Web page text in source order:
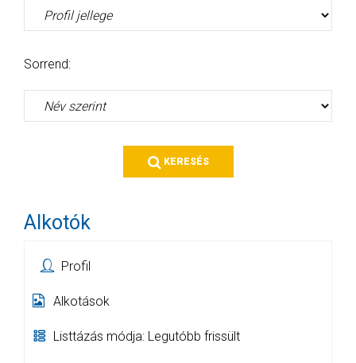
Sorrend:
KERESÉS
Alkotók
Profil
Alkotások
Listtázás módja: Legutóbb frissült